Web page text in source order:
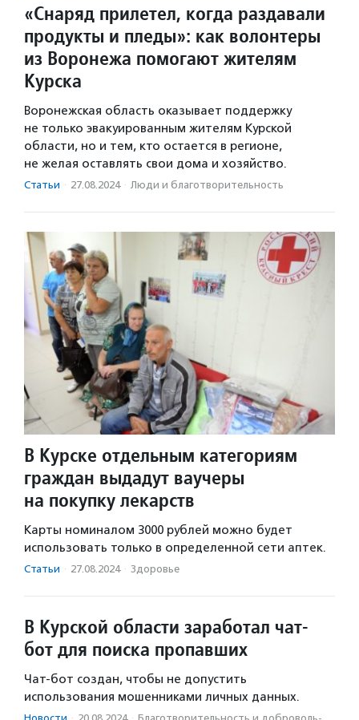
«Снаряд прилетел, когда раздавали
продукты и пледы»: как волонтеры
из Воронежа помогают жителям
Курска
Воронежская область оказывает поддержку
не только эвакуированным жителям Курской
области, но и тем, кто остается в регионе,
не желая оставлять свои дома и хозяйство.
Статьи · 27.08.2024 · Люди и благотвори­тель­ность
В Курске отдельным категориям
граждан выдадут ваучеры
на покупку лекарств
Карты номиналом 3000 рублей можно будет
использовать только в определенной сети аптек.
Статьи · 27.08.2024 · Здоровье
В Курской области заработал чат-
бот для поиска пропавших
Чат-бот создан, чтобы не допустить
использования мошенниками личных данных.